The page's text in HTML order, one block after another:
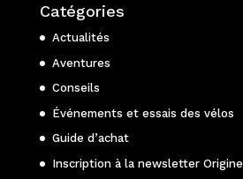
Catégories
Actualités
Aventures
Conseils
Événements et essais des vélos
Guide d’achat
Inscription à la newsletter Origine